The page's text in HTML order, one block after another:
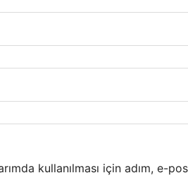
kullanılması için adım, e-